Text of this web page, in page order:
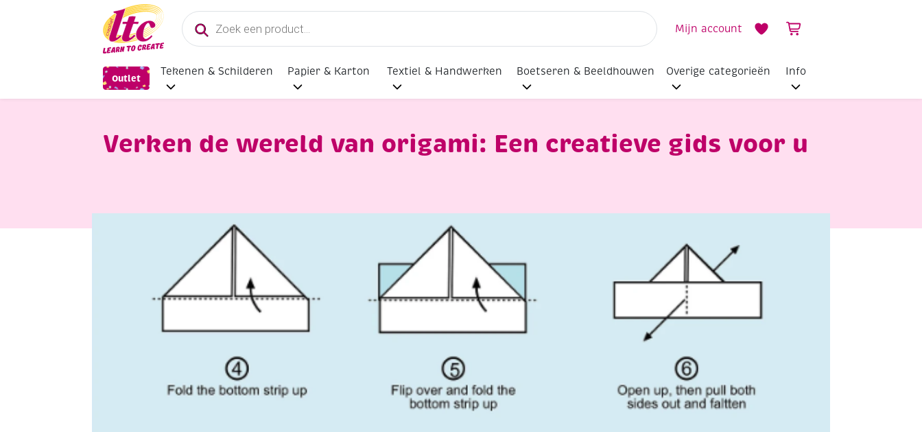
Producten
zoeken
Mijn account
Outlet
Tekenen & Schilderen Papier & Karton Textiel & Handwerken Boetseren & Beeldhouwen Overige categorieën Info
Verken de wereld van origami: Een creatieve gids voor u
Verken de wereld van origami: Een creatieve gids voor u